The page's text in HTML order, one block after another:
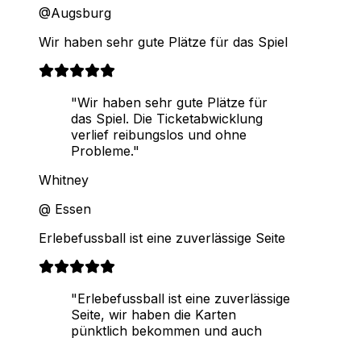
@Augsburg
Wir haben sehr gute Plätze für das Spiel
"Wir haben sehr gute Plätze für
das Spiel. Die Ticketabwicklung
verlief reibungslos und ohne
Probleme."
Whitney
@ Essen
Erlebefussball ist eine zuverlässige Seite
"Erlebefussball ist eine zuverlässige
Seite, wir haben die Karten
pünktlich bekommen und auch